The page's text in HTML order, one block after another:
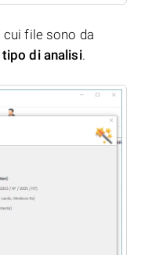
file sono da
tipo di analisi.